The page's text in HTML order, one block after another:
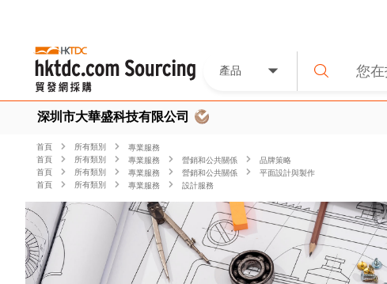
產品
深圳市大華盛科技有限公司
首頁 所有類別
專業服務
首頁
所有類別 專業服務 營銷和公共關係
品牌策略
首頁
所有類別 專業服務 營銷和公共關係
平面設計與製作
首頁
所有類別 專業服務 設計服務